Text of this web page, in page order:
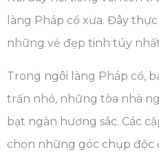
làng Pháp cổ xưa. Đây
những vẻ đẹp tinh túy
Trong ngôi làng Pháp cổ,
trấn nhỏ, những tòa nhà
bạt ngàn hương sắc. Các
chọn những góc chụp độc